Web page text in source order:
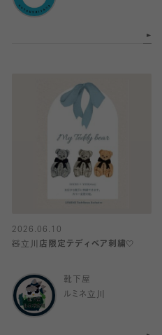
2026.06.10
🧸立川店限定テディベア刺繍🤍
靴下屋
ルミネ立川